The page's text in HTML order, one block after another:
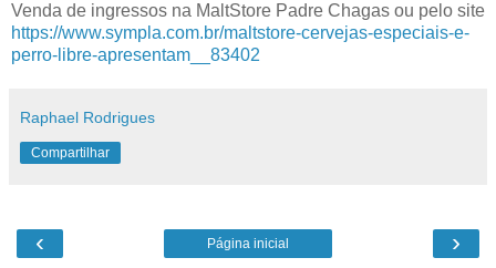
Venda de ingressos na MaltStore Padre Chagas ou pelo site
https://www.sympla.com.br/maltstore-cervejas-especiais-e-
perro-libre-apresentam__83402
Raphael Rodrigues
Compartilhar
‹ ›
Página inicial